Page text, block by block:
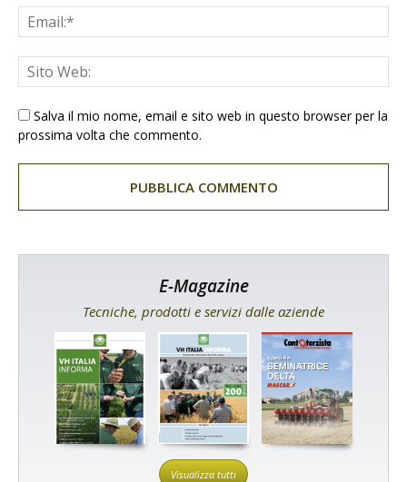
Salva il mio nome, email e sito web in questo browser per la
prossima volta che commento.
E-Magazine
Tecniche, prodotti e servizi dalle aziende
Visualizza tutti